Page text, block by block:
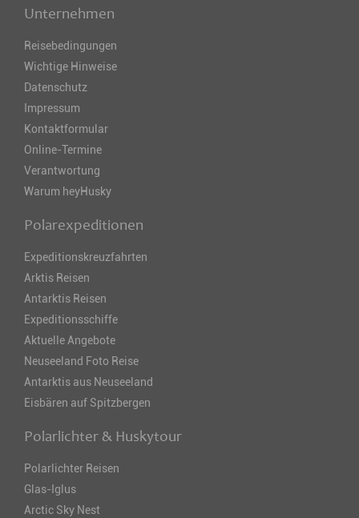
Unternehmen
Reisebedingungen
Wichtige Hinweise
Datenschutz
Impressum
Kontaktformular
Online-Termine
Verantwortung
Warum heyHusky
Polarexpeditionen
Expeditionskreuzfahrten
Arktis Reisen
Antarktis Reisen
Expeditionsschiffe
Aktuelle Angebote
Neuseeland Foto Reise
Antarktis aus Neuseeland
Eisbären auf Spitzbergen
Polarlichter & Huskytour
Polarlichter Reisen
Glas-Iglus
Arctic Sky Nest